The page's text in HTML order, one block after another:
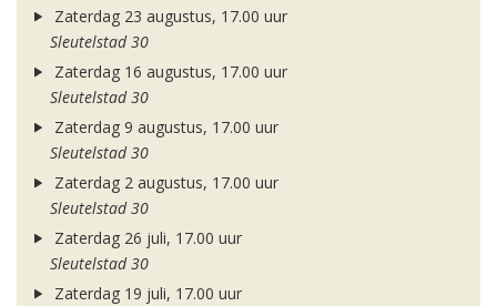
Zaterdag 23 augustus, 17.00 uur
Sleutelstad 30
Zaterdag 16 augustus, 17.00 uur
Sleutelstad 30
Zaterdag 9 augustus, 17.00 uur
Sleutelstad 30
Zaterdag 2 augustus, 17.00 uur
Sleutelstad 30
Zaterdag 26 juli, 17.00 uur
Sleutelstad 30
Zaterdag 19 juli, 17.00 uur